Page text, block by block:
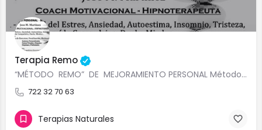
Terapia Remo
“MÉTODO REMO” DE MEJORAMIENTO PERSONAL Método 5 es un sistema de máximo 5 pasos enfocado al auto…
722 32 70 63
Terapias Naturales